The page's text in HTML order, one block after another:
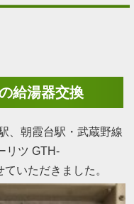
給湯器交換
、朝霞台駅・武蔵野線
リツ GTH-
いただきました。